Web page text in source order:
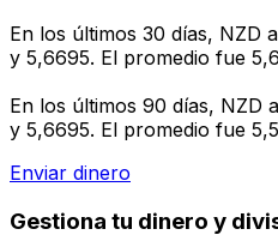
En los últimos 30 días, NZD
y 5,6695. El promedio fue
En los últimos 90 días, NZD
y 5,6695. El promedio fue
Enviar dinero
Gestiona tu dinero y